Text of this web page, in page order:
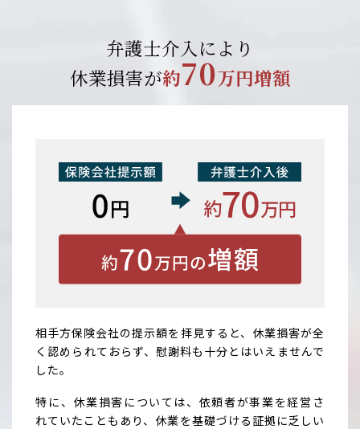
弁護士介入により
休業損害が約70万円増額
相手方保険会社の提示額を拝見すると、休業損害が全
く認められておらず、慰謝料も十分とはいえませんで
した。
特に、休業損害については、依頼者が事業を経営さ
れていたこともあり、休業を基礎づける証拠に乏しい